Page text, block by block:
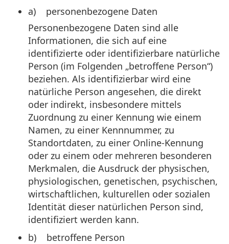
a) personenbezogene Daten
Personenbezogene Daten sind alle
Informationen, die sich auf eine
identifizierte oder identifizierbare natürliche
Person (im Folgenden „betroffene Person“)
beziehen. Als identifizierbar wird eine
natürliche Person angesehen, die direkt
oder indirekt, insbesondere mittels
Zuordnung zu einer Kennung wie einem
Namen, zu einer Kennnummer, zu
Standortdaten, zu einer Online-Kennung
oder zu einem oder mehreren besonderen
Merkmalen, die Ausdruck der physischen,
physiologischen, genetischen, psychischen,
wirtschaftlichen, kulturellen oder sozialen
Identität dieser natürlichen Person sind,
identifiziert werden kann.
b) betroffene Person